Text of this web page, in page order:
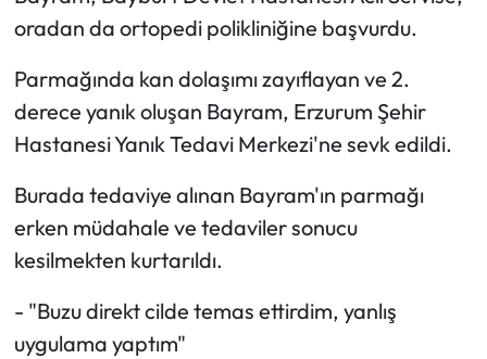
oradan da ortopedi polikliniğine başvurdu.
Parmağında kan dolaşımı zayıflayan ve 2.
derece yanık oluşan Bayram, Erzurum Şehir
Hastanesi Yanık Tedavi Merkezi'ne sevk edildi.
Burada tedaviye alınan Bayram'ın parmağı
erken müdahale ve tedaviler sonucu
kesilmekten kurtarıldı.
- "Buzu direkt cilde temas ettirdim, yanlış
uygulama yaptım"
Sungurlu Haberleri
Turizm
Uğurludağ Haberleri
Yaşam
Yayla Haber